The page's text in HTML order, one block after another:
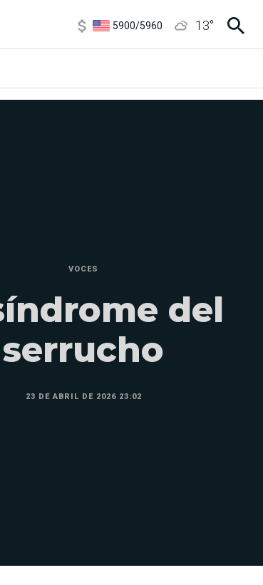
1100/1160
3,8/4
13°
VOCES
del
serrucho
23 DE ABRIL DE 2026 23:02